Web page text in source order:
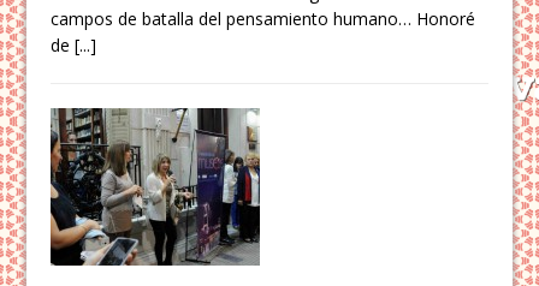
campos de batalla del pensamiento humano… Honoré
de[...]